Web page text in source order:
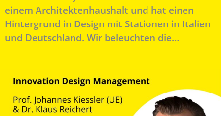
einem Architektenhaushalt und hat einen
Hintergrund in Design mit Stationen in Italien
und Deutschland. Wir beleuchten die…